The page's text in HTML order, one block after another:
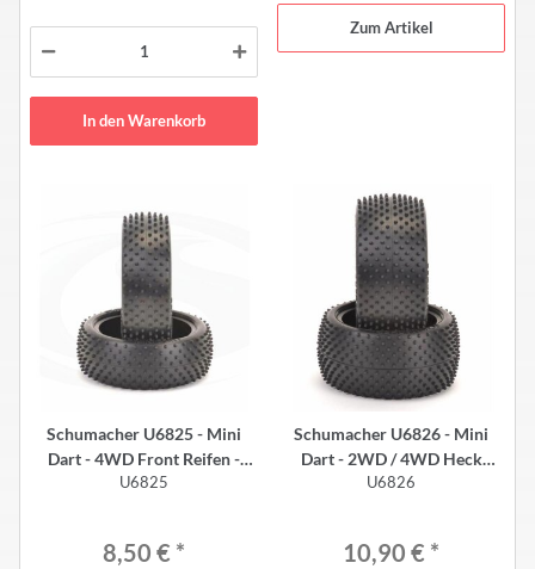
In den Warenkorb
Zum Artikel
Schumacher U6825 - Mini
Dart - 4WD Front Reifen -
GELB (2 Stück)
U6825
8,50 € *
Schumacher U6826 - Mini
Dart - 2WD / 4WD Heck
Reifen - GELB (2 Stück)
U6826
10,90 € *